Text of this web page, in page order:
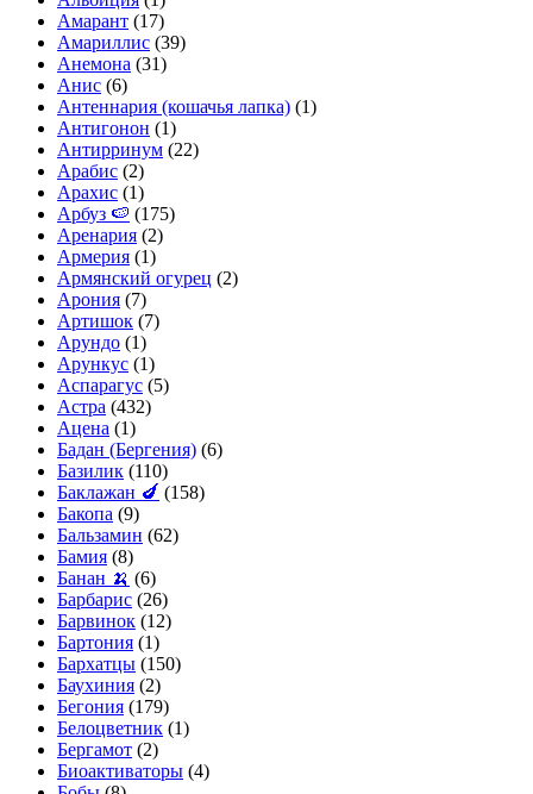
Амарант (17)
Амариллис (39)
Анемона (31)
Анис (6)
Антеннария (кошачья лапка) (1)
Антигонон (1)
Антирринум (22)
Арабис (2)
Арахис (1)
Арбуз 🍉 (175)
Аренария (2)
Армерия (1)
Армянский огурец (2)
Арония (7)
Артишок (7)
Арундо (1)
Арункус (1)
Аспарагус (5)
Астра (432)
Ацена (1)
Бадан (Бергения) (6)
Базилик (110)
Баклажан 🍆 (158)
Бакопа (9)
Бальзамин (62)
Бамия (8)
Банан 🍌 (6)
Барбарис (26)
Барвинок (12)
Бартония (1)
Бархатцы (150)
Баухиния (2)
Бегония (179)
Белоцветник (1)
Бергамот (2)
Биоактиваторы (4)